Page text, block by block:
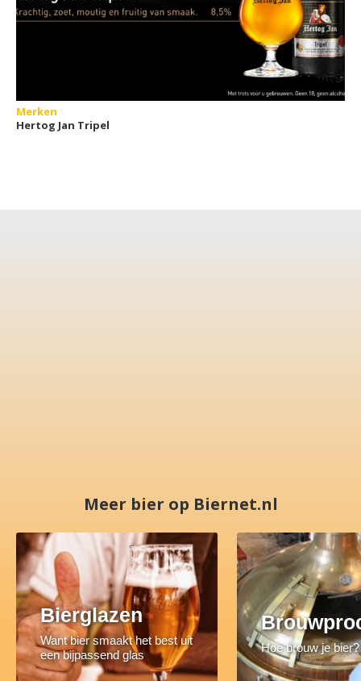
Merken
Hertog Jan Tripel
Meer bier op Biernet.nl
Bierglazen
Want bier smaakt het best uit
een bijpassend glas
Hoe brouw je bier?